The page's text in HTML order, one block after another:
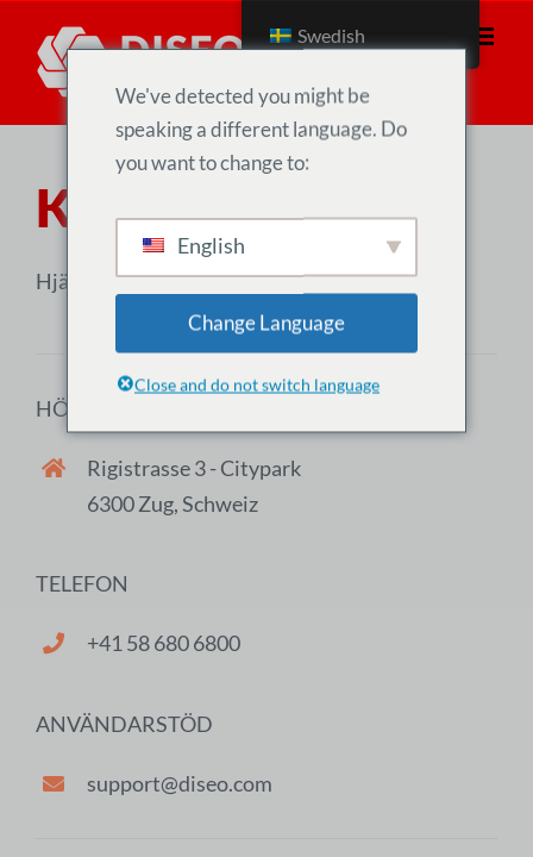
innehåll
Kontakta oss
Hjälp oss att fixa de sociala medierna!
HÖK KRAFTVERKAN
Rigistrasse 3 - Citypark
6300 Zug, Schweiz
TELEFON
+41 58 680 6800
ANVÄNDARSTÖD
support@diseo.com
Swedish
We've detected you might be
speaking a different language. Do
you want to change to:
English
Change Language
Close and do not switch language